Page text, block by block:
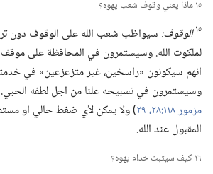
١٥ ماذا يعني وقوف شعب يهوه؟‏
١٥الوقوف:‏ سيواظب شعب الله على الوقوف دون
لملكوت الله.‏ وسيستمرون في المحافظة على
انهم سيكونون «راسخين،‏ غير متزعزعين» في
وسيستمرون في تسبيحه علنا من اجل لطفه
مزمور ١١٨:‏٢٨،‏ ٢٩
‏)‏ ولا يمكن لأي ضغط حالي او
المقبول عند الله.‏
١٦ كيف سيثبت خدام يهوه؟‏